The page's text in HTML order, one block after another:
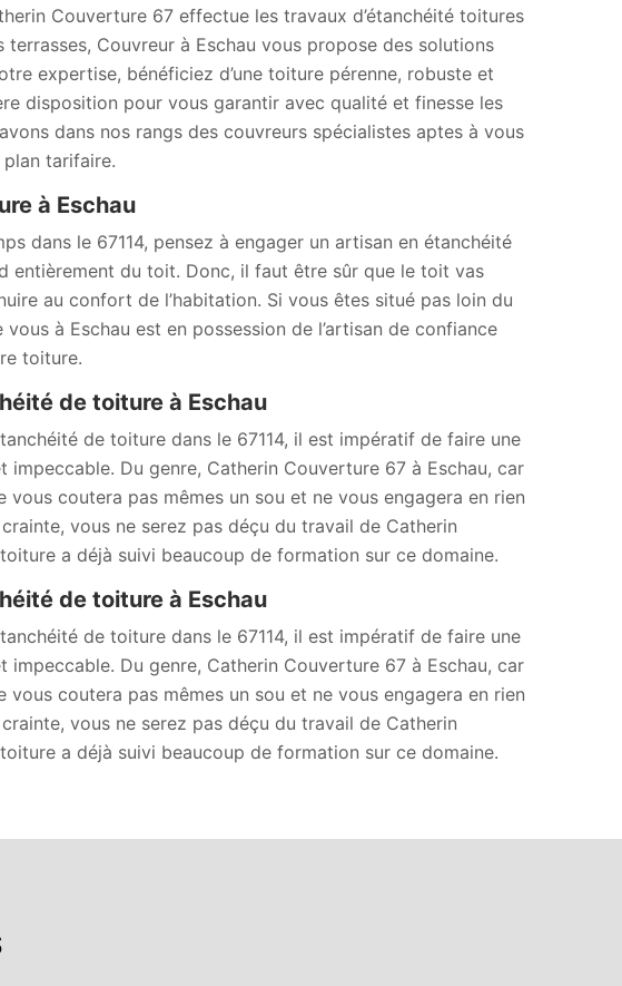
Couverture 67 effectue les travaux d’étanchéité toitures
Couvreur à Eschau vous propose des solutions
expertise, bénéficiez d’une toiture pérenne, robuste et
disposition pour vous garantir avec qualité et finesse les
dans nos rangs des couvreurs spécialistes aptes à vous
tarifaire.
à Eschau
dans le 67114, pensez à engager un artisan en étanchéité
entièrement du toit. Donc, il faut être sûr que le toit vas
au confort de l’habitation. Si vous êtes situé pas loin du
à Eschau est en possession de l’artisan de confiance
toiture.
de toiture à Eschau
de toiture dans le 67114, il est impératif de faire une
impeccable. Du genre, Catherin Couverture 67 à Eschau, car
coutera pas mêmes un sou et ne vous engagera en rien
vous ne serez pas déçu du travail de Catherin
a déjà suivi beaucoup de formation sur ce domaine.
de toiture à Eschau
de toiture dans le 67114, il est impératif de faire une
impeccable. Du genre, Catherin Couverture 67 à Eschau, car
coutera pas mêmes un sou et ne vous engagera en rien
vous ne serez pas déçu du travail de Catherin
a déjà suivi beaucoup de formation sur ce domaine.